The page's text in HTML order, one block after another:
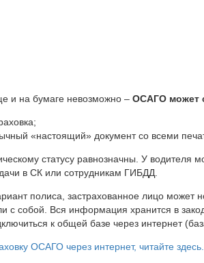
и на бумаге невозможно – ОСАГО может
«настоящий» документ со всеми
статусу равнозначны. У водителя
в СК или сотрудникам ГИБДД.
полиса, застрахованное лицо может
с собой. Вся информация хранится в
к общей базе через интернет
ОСАГО через интернет, читайте здесь.